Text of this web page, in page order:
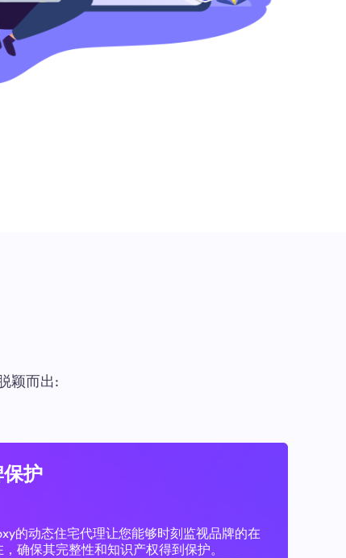
颖而出:
护
的动态住宅代理让您能够时刻监视品牌的在
确保其完整性和知识产权得到保护。